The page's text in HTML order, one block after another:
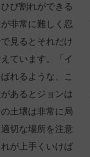
び割れができる
非常に難しく忍
見るとそれだけ
ています。「イ
れるような、こ
あるとジョンは
土壌は非常に局
切な場所を注意
が上手くいけば